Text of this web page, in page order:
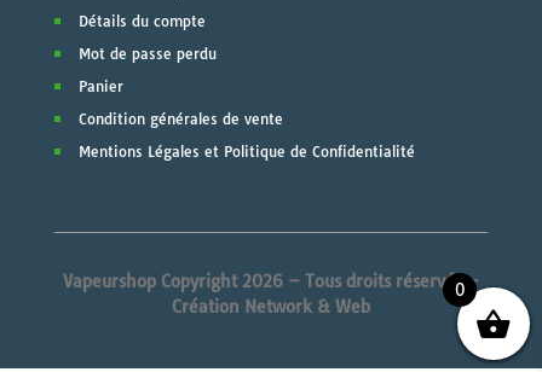
Détails du compte
Mot de passe perdu
Panier
Condition générales de vente
Mentions Légales et Politique de Confidentialité
Vapeurshop Copyright 2026 – Tous droits réservés –
Création Network & Web
0